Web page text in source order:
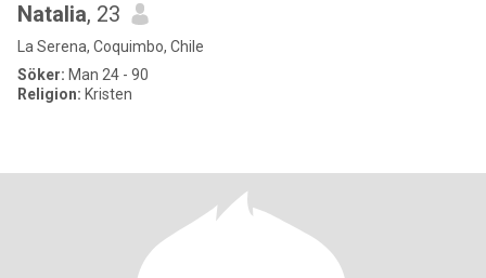
Natalia, 23
La Serena, Coquimbo, Chile
Söker: Man 24 - 90
Religion: Kristen